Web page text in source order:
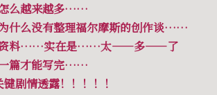
么越来越多……
什么没有整理福尔摩斯的创作谈……
资料……实在是……太——多——了
篇才能写完……
剧情透露！！！！！